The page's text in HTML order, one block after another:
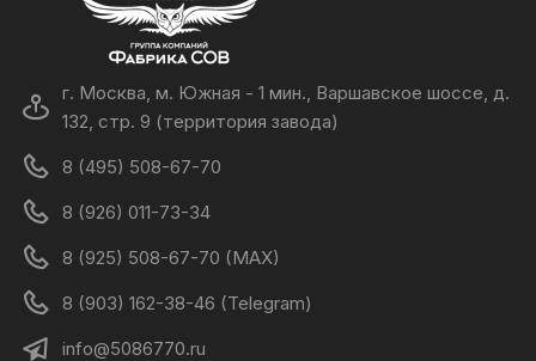
г. Москва, м. Южная - 1 мин., Варшавское шоссе, д.
132, стр. 9 (территория завода)
8 (495) 508-67-70
8 (926) 011-73-34
8 (925) 508-67-70 (MAX)
8 (903) 162-38-46 (Telegram)
info@5086770.ru